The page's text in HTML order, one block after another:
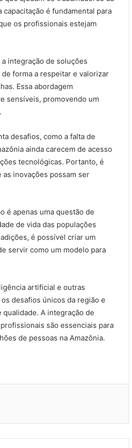
é fundamental para
os profissionais estejam
integração de soluções
forma a respeitar e valorizar
Essa abordagem
sensíveis, promovendo um
desafios, como a falta de
ainda carecem de acesso
tecnológicas. Portanto, é
inovações possam ser
é apenas uma questão de
de vida das populações
é possível criar um
servir como um modelo para
artificial e outras
desafios únicos da região e
A integração de
são essenciais para
de pessoas na Amazônia.